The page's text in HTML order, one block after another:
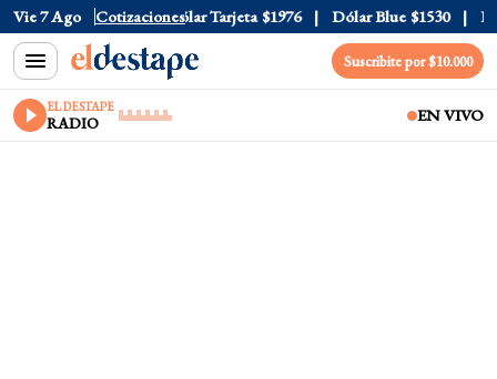
Vie 7 Ago Cotizaciones
Oficial $1520 Dólar Tarjeta $1976 Dólar Blue $1530
Suscribite por $10.000
EL DESTAPE
RADIO EN VIVO